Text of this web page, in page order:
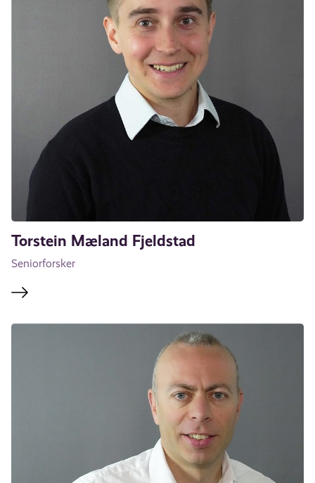
Torstein Mæland Fjeldstad
Seniorforsker